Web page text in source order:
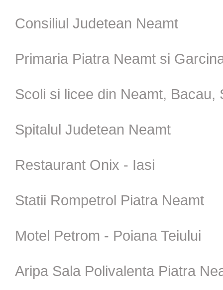
Consiliul Judetean Neamt
Primaria Piatra Neamt si
Scoli si licee din Neamt, Bacau,
Spitalul Judetean Neamt
Restaurant Onix - Iasi
Statii Rompetrol Piatra Neamt
Motel Petrom - Poiana Teiului
Aripa Sala Polivalenta Piatra